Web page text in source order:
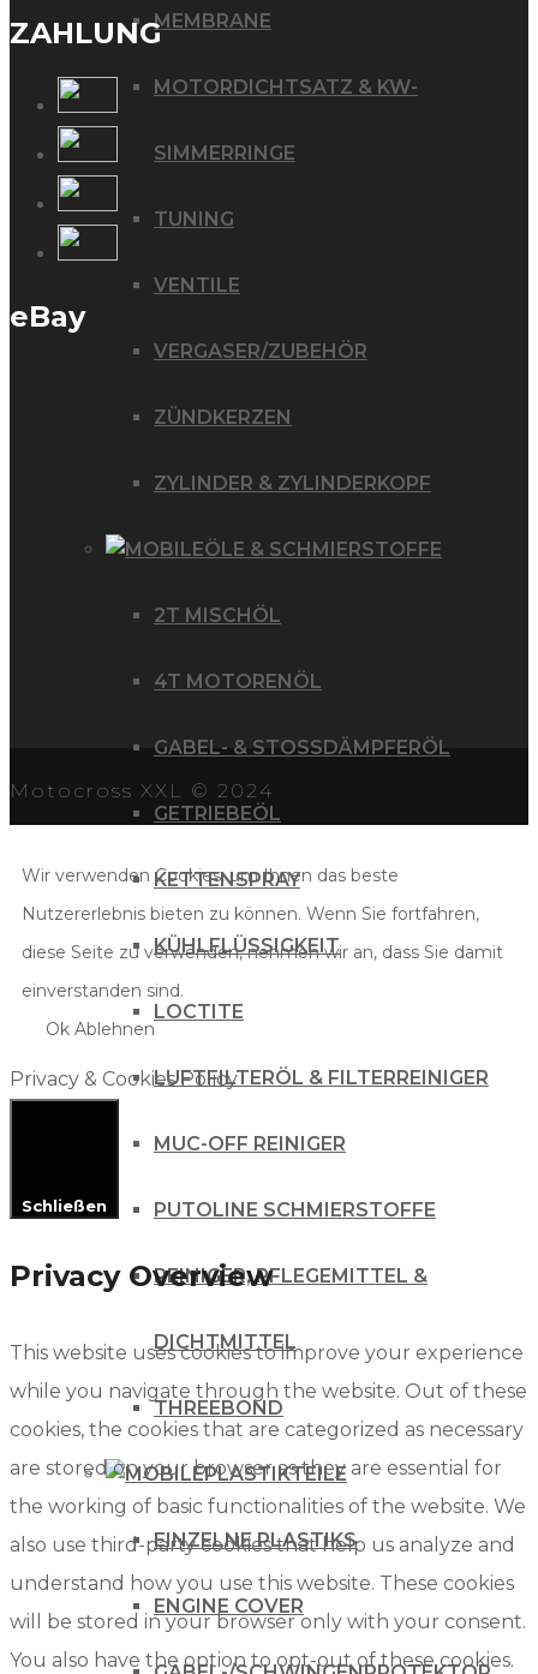
MEMBRANE
MOTORDICHTSATZ & KW-
SIMMERRINGE
TUNING
VENTILE
VERGASER/ZUBEHÖR
ZÜNDKERZEN
ZYLINDER & ZYLINDERKOPF
ÖLE & SCHMIERSTOFFE
2T MISCHÖL
4T MOTORENÖL
GABEL- & STOSSDÄMPFERÖL
GETRIEBEÖL
KETTENSPRAY
KÜHLFLÜSSIGKEIT
LOCTITE
LUFTFILTERÖL & FILTERREINIGER
MUC-OFF REINIGER
PUTOLINE SCHMIERSTOFFE
REINIGER, PFLEGEMITTEL &
DICHTMITTEL
THREEBOND
PLASTIKTEILE
EINZELNE PLASTIKS
ENGINE COVER
ZAHLUNG
eBay
Motocross XXL © 2024
Wir verwenden Cookies, um Ihnen das beste
Nutzererlebnis bieten zu können. Wenn Sie fortfahren,
diese Seite zu verwenden, nehmen wir an, dass Sie damit
einverstanden sind.
Ok Ablehnen
Privacy & Cookies Policy
Schließen
Privacy Overview
This website uses cookies to improve your experience
while you navigate through the website. Out of these
cookies, the cookies that are categorized as necessary
are stored on your browser as they are essential for
the working of basic functionalities of the website. We
also use third-party cookies that help us analyze and
understand how you use this website. These cookies
will be stored in your browser only with your consent.
You also have the option to opt-out of these cookies.